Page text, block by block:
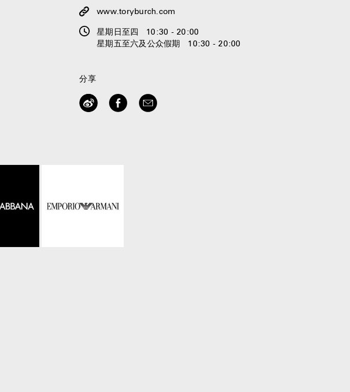
www.toryburch.com
星期日至四 10:30 - 20:00
星期五至六及公众假期 10:30 - 20:00
分享